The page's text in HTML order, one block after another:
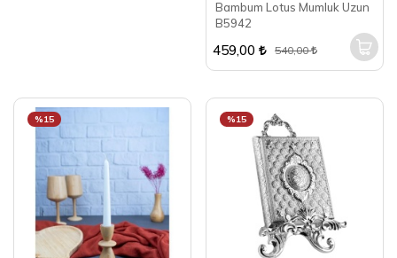
Bambum Lotus Mumluk Uzun
B5942
459,00 540,00
%15 %15